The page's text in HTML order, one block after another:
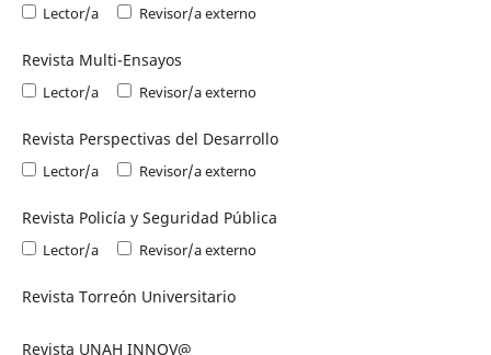
Lector/a Revisor/a externo
Revista Multi-Ensayos
Lector/a Revisor/a externo
Revista Perspectivas del Desarrollo
Lector/a Revisor/a externo
Revista Policía y Seguridad Pública
Lector/a Revisor/a externo
Revista Torreón Universitario
Revista UNAH INNOV@